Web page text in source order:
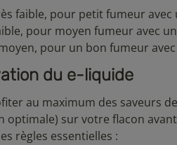
faible, pour petit fumeur
pour moyen fumeur avec
pour un bon fumeur
du e-liquide
au maximum des saveurs
optimale) sur votre flacon
règles essentielles :